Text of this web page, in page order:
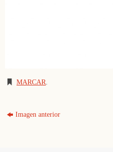
MARCAR
Imagen anterior